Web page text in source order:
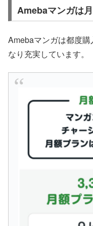
Amebaマンガは
Amebaマンガは都度
なり充実しています。